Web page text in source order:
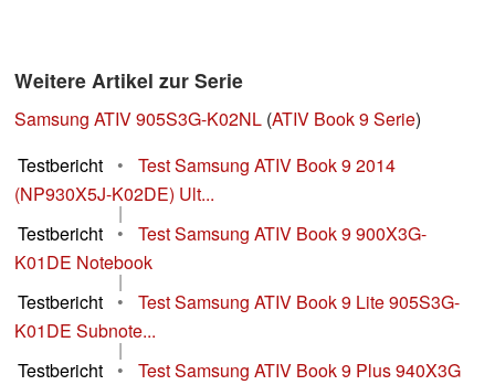
Weitere Artikel zur Serie
Samsung ATIV 905S3G-K02NL (ATIV Book 9 Serie)
Testbericht
•
Test Samsung ATIV Book 9 2014
(NP930X5J-K02DE) Ult...
|
Testbericht
•
Test Samsung ATIV Book 9 900X3G-
K01DE Notebook
|
Testbericht
•
Test Samsung ATIV Book 9 Lite 905S3G-
K01DE Subnote...
|
Testbericht
•
Test Samsung ATIV Book 9 Plus 940X3G